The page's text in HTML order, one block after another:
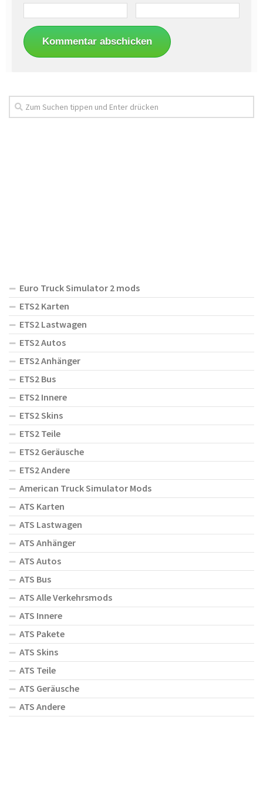
Euro Truck Simulator 2 mods
ETS2 Karten
ETS2 Lastwagen
ETS2 Autos
ETS2 Anhänger
ETS2 Bus
ETS2 Innere
ETS2 Skins
ETS2 Teile
ETS2 Geräusche
ETS2 Andere
American Truck Simulator Mods
ATS Karten
ATS Lastwagen
ATS Anhänger
ATS Autos
ATS Bus
ATS Alle Verkehrsmods
ATS Innere
ATS Pakete
ATS Skins
ATS Teile
ATS Geräusche
ATS Andere